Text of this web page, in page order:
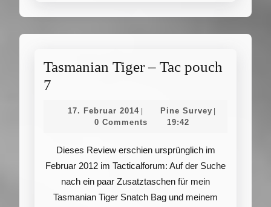
Tasmanian Tiger – Tac pouch
7
pouch
17. Februar 201417.
Februar
Pine SurveyPine
0 Comments 19:42
Dieses Review erschien ursprünglich im
Februar 2012 im Tacticalforum: Auf der Suche
nach ein paar Zusatztaschen für mein
Tasmanian Tiger Snatch Bag und meinem